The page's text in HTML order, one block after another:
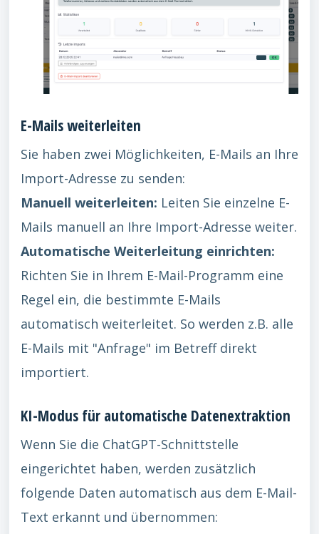
E-Mails weiterleiten
Sie haben zwei Möglichkeiten, E-Mails an Ihre
Import-Adresse zu senden:
Manuell weiterleiten: Leiten Sie einzelne E-
Mails manuell an Ihre Import-Adresse weiter.
Automatische Weiterleitung einrichten:
Richten Sie in Ihrem E-Mail-Programm eine
Regel ein, die bestimmte E-Mails
automatisch weiterleitet. So werden z.B. alle
E-Mails mit "Anfrage" im Betreff direkt
importiert.
KI-Modus für automatische Datenextraktion
Wenn Sie die ChatGPT-Schnittstelle
eingerichtet haben, werden zusätzlich
folgende Daten automatisch aus dem E-Mail-
Text erkannt und übernommen: